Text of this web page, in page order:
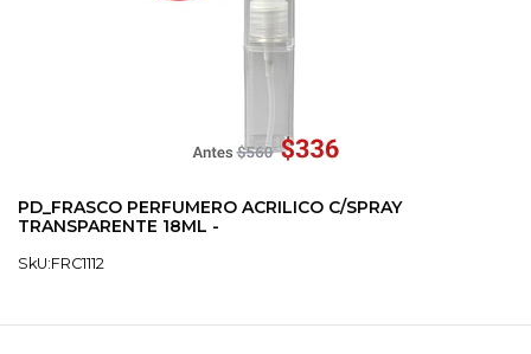
PD_FRASCO PERFUMERO ACRILICO C/SPRAY
TRANSPARENTE 18ML -
SkU:FRC1112